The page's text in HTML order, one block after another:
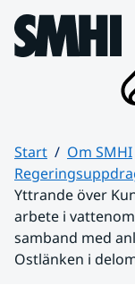
Hoppa till sidans
Start
Om SMHI
Yttrande över
arbete i
samband med
Ostlänken i